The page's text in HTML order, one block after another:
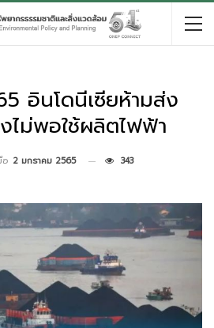
อินโดนีเซียห้ามส่ง
ไม่พอใช้ผลิตไฟฟ้า
อ 2 มกราคม 2565 343